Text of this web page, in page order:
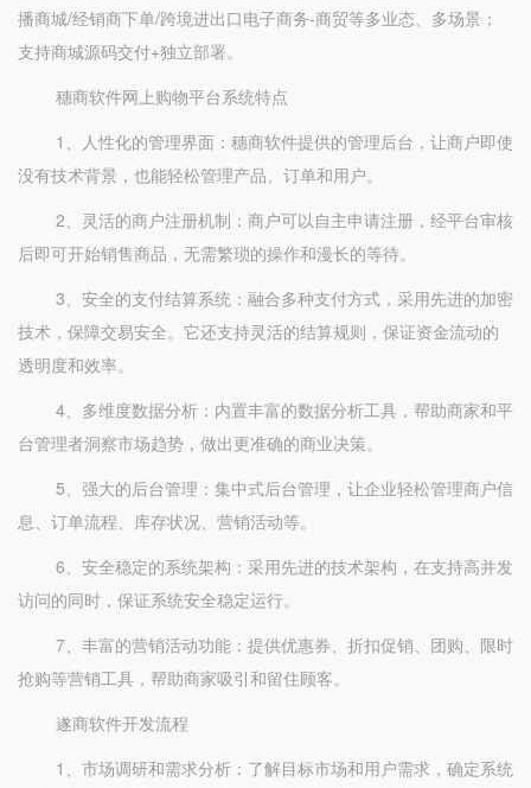
播商城/经销商下单/跨境进出口电子商务-商贸等多业态、多场景；
支持商城源码交付+独立部署。
穗商软件网上购物平台系统特点
1、人性化的管理界面：穗商软件提供的管理后台，让商户即使
没有技术背景，也能轻松管理产品、订单和用户。
2、灵活的商户注册机制：商户可以自主申请注册，经平台审核
后即可开始销售商品，无需繁琐的操作和漫长的等待。
3、安全的支付结算系统：融合多种支付方式，采用先进的加密
技术，保障交易安全。它还支持灵活的结算规则，保证资金流动的
透明度和效率。
4、多维度数据分析：内置丰富的数据分析工具，帮助商家和平
台管理者洞察市场趋势，做出更准确的商业决策。
5、强大的后台管理：集中式后台管理，让企业轻松管理商户信
息、订单流程、库存状况、营销活动等。
6、安全稳定的系统架构：采用先进的技术架构，在支持高并发
访问的同时，保证系统安全稳定运行。
7、丰富的营销活动功能：提供优惠券、折扣促销、团购、限时
抢购等营销工具，帮助商家吸引和留住顾客。
遂商软件开发流程
1、市场调研和需求分析：了解目标市场和用户需求，确定系统